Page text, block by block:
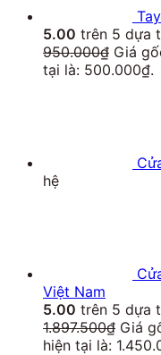
5.00 trên 5 dựa
950.000₫ Giá
tại là: 500.000₫.
hệ
Việt Nam
5.00 trên 5 dựa
1.897.500₫ Giá
hiện tại là: